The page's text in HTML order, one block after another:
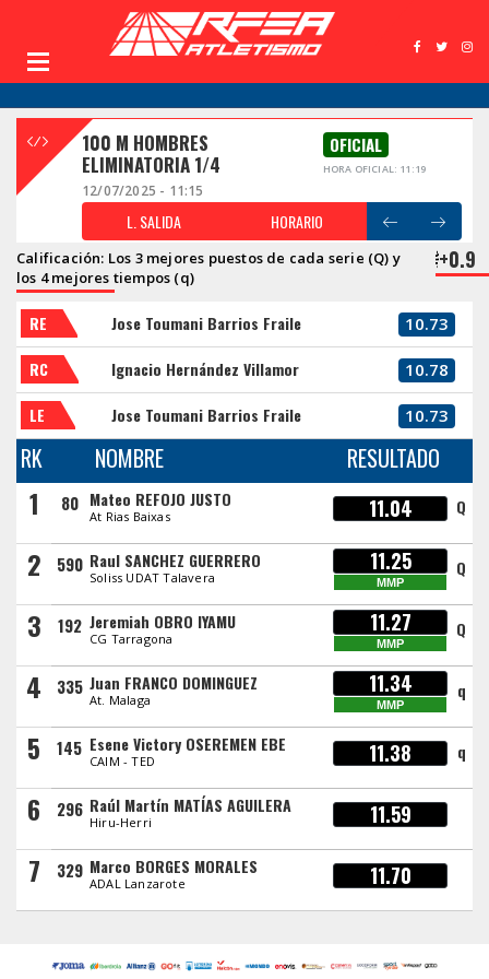
100 M HOMBRES
ELIMINATORIA 1/4
OFICIAL
HORA OFICIAL: 11:19
12/07/2025 - 11:15
L. SALIDA HORARIO
Calificación: Los 3 mejores puestos de cada serie (Q) y
los 4 mejores tiempos (q)
+0.9
RE Jose Toumani Barrios Fraile 10.73
RC Ignacio Hernández Villamor 10.78
LE Jose Toumani Barrios Fraile 10.73
RK NOMBRE RESULTADO
1 80 Mateo REFOJO JUSTO
At Rias Baixas 11.04 Q
2 590 Raul SANCHEZ GUERRERO
Soliss UDAT Talavera
11.25
MMP
Q
3 192 Jeremiah OBRO IYAMU
CG Tarragona
11.27
MMP
Q
4 335 Juan FRANCO DOMINGUEZ
At. Malaga
11.34
MMP
q
5 145 Esene Victory OSEREMEN EBE
CAIM - TED 11.38 q
6 296 Raúl Martín MATÍAS AGUILERA
Hiru-Herri 11.59
7 329 Marco BORGES MORALES
ADAL Lanzarote 11.70